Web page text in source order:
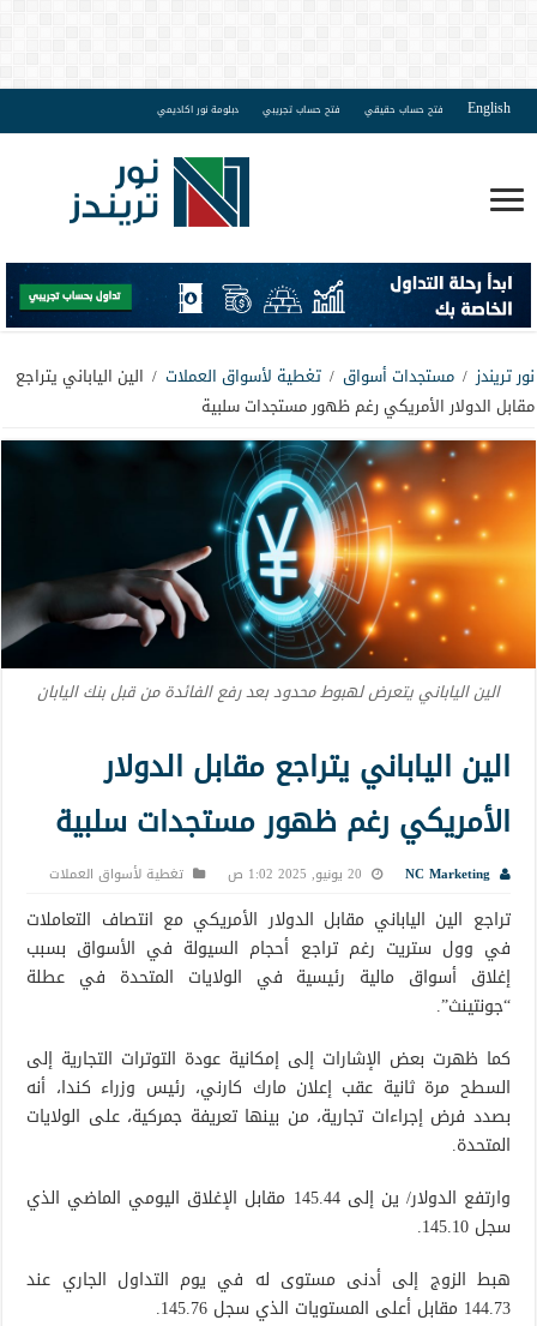
English فتح حساب حقيقي فتح حساب تجريبي دبلومة نور اكاديمي
نور تريندز / مستجدات أسواق / تغطية لأسواق العملات / الين الياباني يتراجع
مقابل الدولار الأمريكي رغم ظهور مستجدات سلبية
الين الياباني يتعرض لهبوط محدود بعد رفع الفائدة من قبل بنك اليابان
الين الياباني يتراجع مقابل الدولار
الأمريكي رغم ظهور مستجدات سلبية
NC Marketing 20 يونيو, 2025 1:02 ص تغطية لأسواق العملات
تراجع الين الياباني مقابل الدولار الأمريكي مع انتصاف التعاملات
في وول ستريت رغم تراجع أحجام السيولة في الأسواق بسبب
إغلاق أسواق مالية رئيسية في الولايات المتحدة في عطلة
“جونتينث”.
كما ظهرت بعض الإشارات إلى إمكانية عودة التوترات التجارية إلى
السطح مرة ثانية عقب إعلان مارك كارني، رئيس وزراء كندا، أنه
بصدد فرض إجراءات تجارية، من بينها تعريفة جمركية، على الولايات
المتحدة.
وارتفع الدولار/ ين إلى 145.44 مقابل الإغلاق اليومي الماضي الذي
سجل 145.10.
هبط الزوج إلى أدنى مستوى له في يوم التداول الجاري عند
144.73 مقابل أعلى المستويات الذي سجل 145.76.